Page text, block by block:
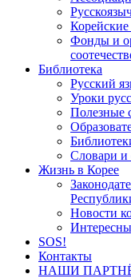
Фонды и
Библиотека
Русский
Уроки
Полезные
Словари и
Жизнь в Корее
Новости
SOS!
Контакты
НАШИ